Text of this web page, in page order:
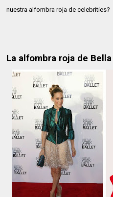
nuestra alfombra roja de celebrities?
La alfombra roja de Bella